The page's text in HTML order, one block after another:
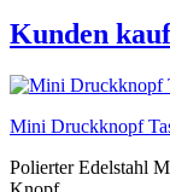
Kunden
Mini Druckknopf
Polierter Edelstahl